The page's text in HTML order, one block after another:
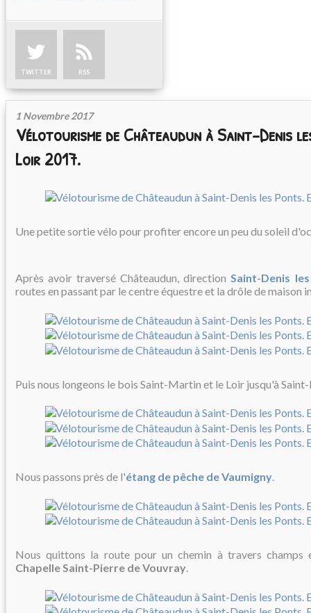
TWITTER RSS
1 Novembre 2017
Vélotourisme de Châteaudun à Saint-Denis
Loir 2017.
Une petite sortie vélo pour profiter encore un peu du soleil
Après avoir traversé Châteaudun, directionSaint-Denis
routes en passant par le centre équestre et la drôle de maison
Puis nous longeons le bois Saint-Martin et le Loir jusqu'à
Nous passons près de l'étang de pêche de Vaumigny.
Nous quittons la route pour un chemin à travers champs
Chapelle Saint-Pierre de Vouvray.